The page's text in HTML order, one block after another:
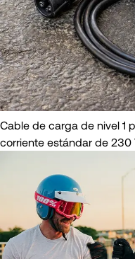
Cable de carga de nivel 1
corriente estándar de 230